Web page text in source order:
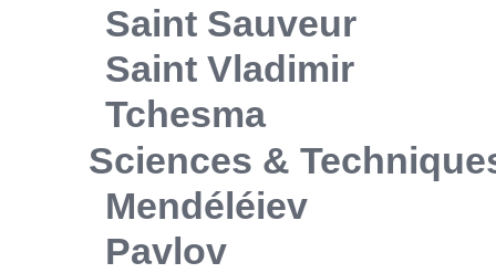
Saint Sauveur
Saint Vladimir
Tchesma
Sciences &
Mendéléiev
Pavlov